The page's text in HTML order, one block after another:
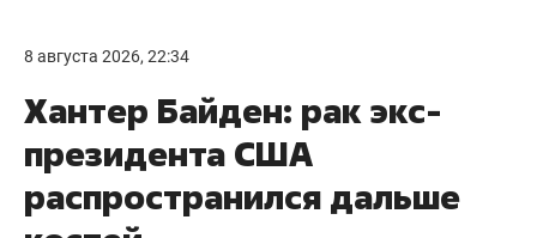
8 августа 2026, 22:34
Хантер Байден: рак экс-
президента США
распространился дальше